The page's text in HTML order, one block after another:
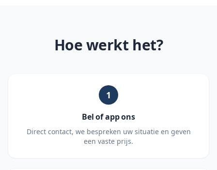
Hoe werkt het?
1
Bel of app ons
Direct contact, we bespreken uw situatie en geven
een vaste prijs.